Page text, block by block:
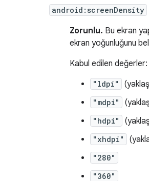
android:screenDensity
Zorunlu. Bu ekran
ekran yoğunluğunu
Kabul edilen değerler:
"ldpi"
"mdpi"
"hdpi"
"xhdpi"
"280"
"360"